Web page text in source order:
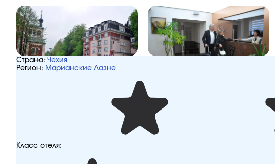
Страна: Чехия
Регион: Марианские Лазне
Класс отеля: